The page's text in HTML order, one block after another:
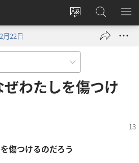
サ
ト
の
言
語
を
ロ
グ
ン
し
い
タ
く）
JW.ORG
の
検
メ
を
月22日
わたしを傷つけ
傷つけるのだろう